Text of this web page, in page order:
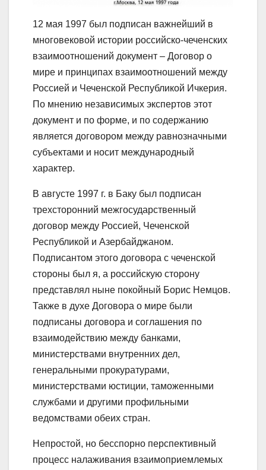
12 мая 1997 был подписан важнейший в
многовековой истории российско-чеченских
взаимоотношений документ – Договор о
мире и принципах взаимоотношений между
Россией и Чеченской Республикой Ичкерия.
По мнению независимых экспертов этот
документ и по форме, и по содержанию
является договором между равнозначными
субъектами и носит международный
характер.
B августе 1997 г. в Баку был подписан
трехсторонний межгосударственный
договор между Россией, Чеченской
Республикой и Азербайджаном.
Подписантом этого договора с чеченской
стороны был я, а российскую сторону
представлял ныне покойный Борис Немцов.
Также в духе Договора о мире были
подписаны договора и соглашения по
взаимодействию между банками,
министерствами внутренних дел,
генеральными прокуратурами,
министерствами юстиции, таможенными
службами и другими профильными
ведомствами обеих стран.
Непростой, но бесспорно перспективный
процесс налаживания взаимоприемлемых